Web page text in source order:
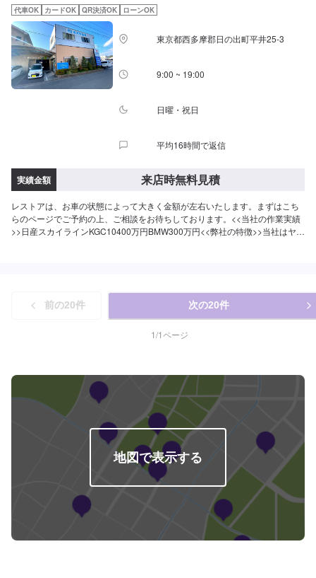
代車OK カードOK QR決済OK ローンOK
東京都西多摩郡日の出町平井25-3
9:00 ~ 19:00
日曜・祝日
平均16時間で返信
実績金額 来店時無料見積
レストアは、お車の状態によって大きく金額が左右いたします。まずはこち
らのページでご予約の上、ご相談をお待ちしております。<<当社の作業実績
>>日産スカイラインKGC10400万円BMW300万円<<弊社の特徴>>当社はヤナ
備士が多数在籍しております。愛車の不具合・気になるところはなんでもご
相談ください！
前の20件 次の20件
1/1ページ
地図で表示する